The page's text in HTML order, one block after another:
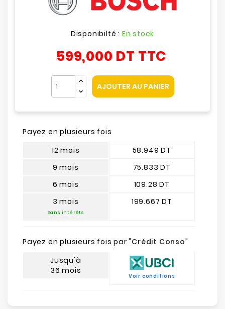
Disponibilté : En stock
599,000 DT TTC
AJOUTER AU PANIER
Payez en plusieurs fois
12 mois
9 mois
6 mois
3 mois
Sans intérêts
58.949 DT
75.833 DT
109.28 DT
199.667 DT
Payez en plusieurs fois par "Crédit Conso"
Jusqu'à
36 mois
Voir conditions